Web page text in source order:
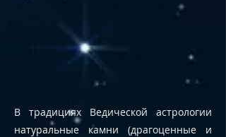
В традициях Ведической астрологии
натуральные камни (драгоценные и